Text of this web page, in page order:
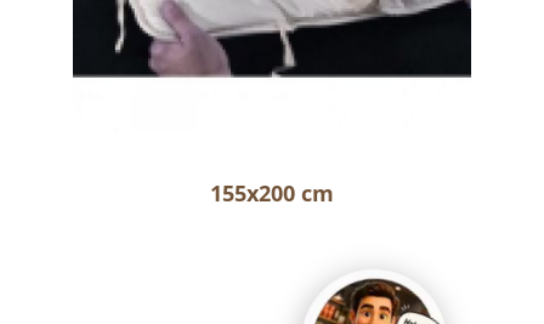
155x200 cm